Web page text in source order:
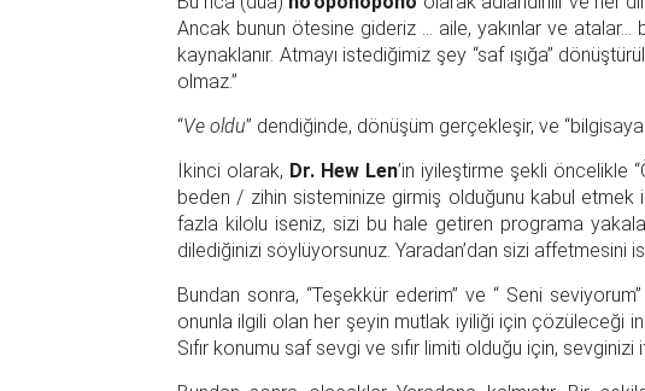
Ancak bunun ötesine gideriz … aile, yakınlar ve atalar…
kaynaklanır. Atmayı istediğimiz şey “saf ışığa”
olmaz.”
“Ve oldu” dendiğinde, dönüşüm gerçekleşir, ve
İkinci olarak, Dr. Hew Len’in iyileştirme şekli öncelikle
beden / zihin sisteminize girmiş olduğunu kabul etmek
fazla kilolu iseniz, sizi bu hale getiren programa
dilediğinizi söylüyorsunuz. Yaradan’dan sizi affetmesini
Bundan sonra, “Teşekkür ederim” ve “ Seni
onunla ilgili olan her şeyin mutlak iyiliği için çözüleceği
Sıfır konumu saf sevgi ve sıfır limiti olduğu için,